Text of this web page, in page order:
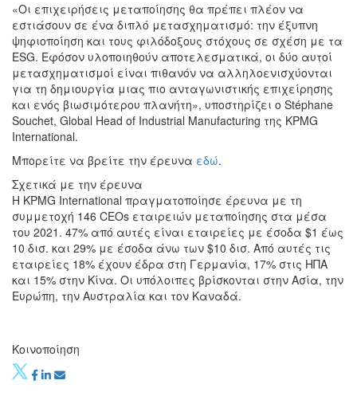
«Οι επιχειρήσεις μεταποίησης θα πρέπει πλέον να
εστιάσουν σε ένα διπλό μετασχηματισμό: την έξυπνη
ψηφιοποίηση και τους φιλόδοξους στόχους σε σχέση με τα
ESG. Εφόσον υλοποιηθούν αποτελεσματικά, οι δύο αυτοί
μετασχηματισμοί είναι πιθανόν να αλληλοενισχύονται
για τη δημιουργία μιας πιο ανταγωνιστικής επιχείρησης
και ενός βιωσιμότερου πλανήτη», υποστηρίζει ο Stéphane
Souchet, Global Head of Industrial Manufacturing της KPMG
International.
Μπορείτε να βρείτε την έρευνα εδώ.
Σχετικά με την έρευνα
Η KPMG International πραγματοποίησε έρευνα με τη
συμμετοχή 146 CEOs εταιρειών μεταποίησης στα μέσα
του 2021. 47% από αυτές είναι εταιρείες με έσοδα $1 έως
10 δισ. και 29% με έσοδα άνω των $10 δισ. Από αυτές τις
εταιρείες 18% έχουν έδρα στη Γερμανία, 17% στις ΗΠΑ
και 15% στην Κίνα. Οι υπόλοιπες βρίσκονται στην Ασία, την
Ευρώπη, την Αυστραλία και τον Καναδά.
Κοινοποίηση